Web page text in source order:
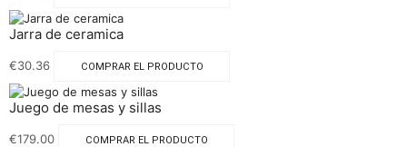
Jarra de ceramica
€30.36 COMPRAR EL PRODUCTO
Juego de mesas y sillas
€179.00 COMPRAR EL PRODUCTO